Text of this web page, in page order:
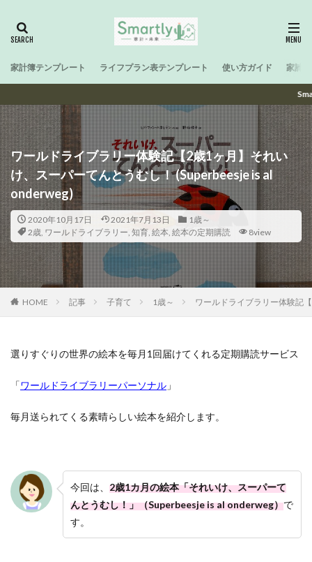
家計簿テンプレート ライフプラン表テンプレート 使い方ガイド 家計
SmartなFamilyへ ~ 子
ワールドライブラリー体験記【2歳1ヶ月】それい
け、スーパーてんとうむし！ (Superbeesje is al
onderweg)
2020年10月17日 2021年7月13日
1歳～
2歳, ワールドライブラリー, 知育, 絵本, 絵本の定期購読 8view
HOME 記事 子育て 1歳～ ワールドライブラリー体験記
選りすぐりの世界の絵本を毎月1回届けてくれる定期購読サービス
「ワールドライブラリーパーソナル 」
毎月送られてくる素晴らしい絵本を紹介します。
今回は、 2歳1カ月の絵本「それいけ、スーパーて
んとうむし！」（Superbeesje is al onderweg）で
す。